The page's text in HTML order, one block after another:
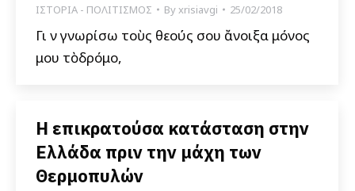
ΙΣΤΟΡΙΑ - ΠΟΛΙΤΙΣΜΟΣ Byxrisiavgi 25/02/2018
Γιὰ νὰ γνωρίσω τοὺς θεούς σου ἄνοιξα μόνος
μου τὸδρόμο,
Η επικρατούσα κατάσταση στην
Ελλάδα πριν την μάχη των
Θερμοπυλών